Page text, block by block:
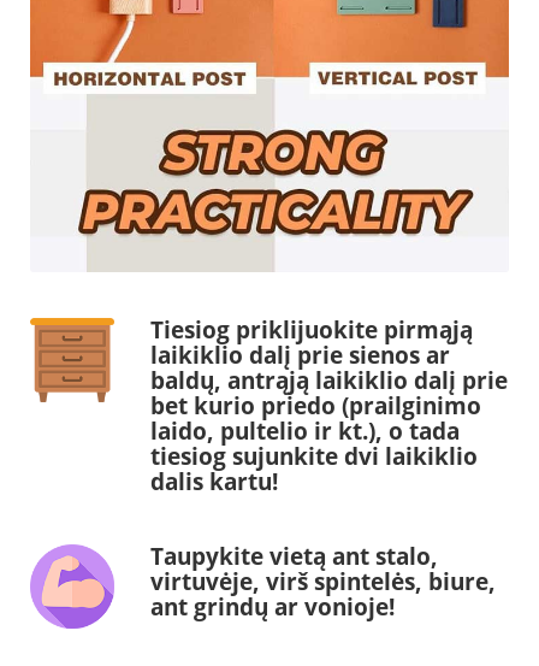
Tiesiog priklijuokite pirmąją
laikiklio dalį prie sienos ar
baldų, antrąją laikiklio dalį prie
bet kurio priedo (prailginimo
laido, pultelio ir kt.), o tada
tiesiog sujunkite dvi laikiklio
dalis kartu!
Taupykite vietą ant stalo,
virtuvėje, virš spintelės, biure,
ant grindų ar vonioje!